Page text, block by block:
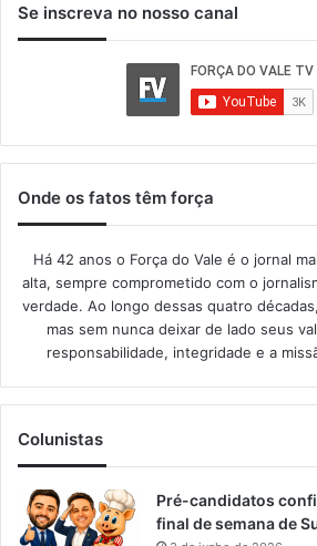
Se inscreva no nosso canal
Onde os fatos têm força
Há 42 anos o Força do Vale é o jornal
alta, sempre comprometido com o
verdade. Ao longo dessas quatro
mas sem nunca deixar de lado seus
responsabilidade, integridade e a
Colunistas
Pré-candidatos
final de semana de